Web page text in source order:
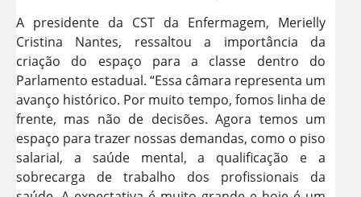
A presidente da CST da Enfermagem, Merielly
Cristina Nantes, ressaltou a importância da
criação do espaço para a classe dentro do
Parlamento estadual. “Essa câmara representa um
avanço histórico. Por muito tempo, fomos linha de
frente, mas não de decisões. Agora temos um
espaço para trazer nossas demandas, como o piso
salarial, a saúde mental, a qualificação e a
sobrecarga de trabalho dos profissionais da